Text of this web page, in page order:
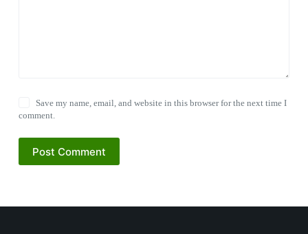
Save my name, email, and website in this browser for the next time I
comment.
Post Comment